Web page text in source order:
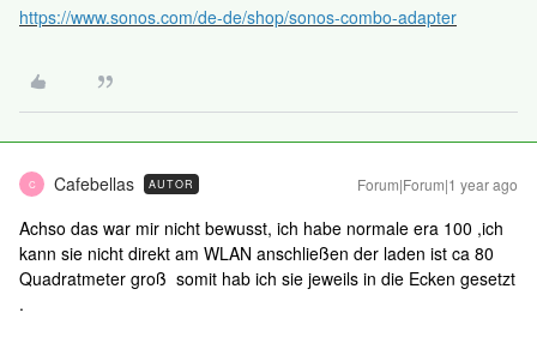
https://www.sonos.com/de-de/shop/sonos-combo-adapter
C Cafebellas AUTOR Forum|Forum|1 year ago
Achso das war mir nicht bewusst, ich habe normale era 100 ,ich
kann sie nicht direkt am WLAN anschließen der laden ist ca 80
Quadratmeter groß somit hab ich sie jeweils in die Ecken gesetzt
.